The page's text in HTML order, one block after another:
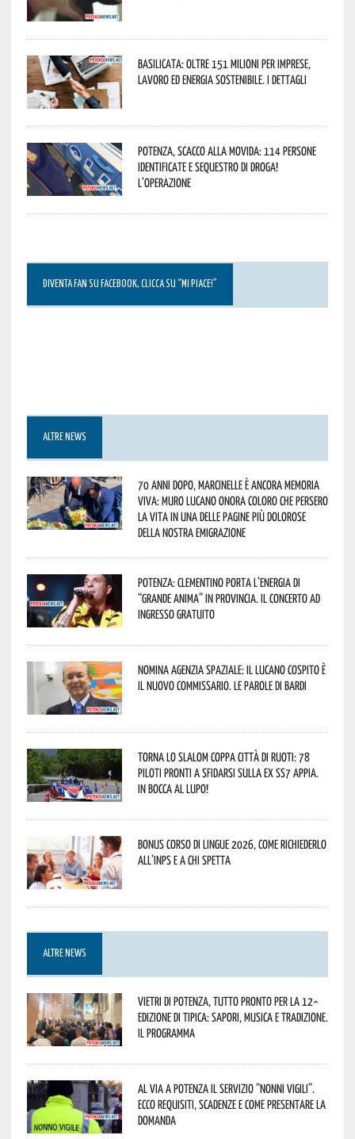
Basilicata: oltre 151 milioni per imprese,
lavoro ed energia sostenibile. I dettagli
Potenza, scacco alla movida: 114 persone
identificate e sequestro di droga!
L’operazione
DIVENTA FAN SU FACEBOOK, CLICCA SU “MI PIACE!”
ALTRE NEWS
70 anni dopo, Marcinelle è ancora memoria
viva: Muro Lucano onora coloro che persero
la vita in una delle pagine più dolorose
della nostra emigrazione
Potenza: Clementino porta l’energia di
“Grande Anima” in provincia. Il concerto ad
ingresso gratuito
Nomina Agenzia Spaziale: il lucano Cospito è
il nuovo commissario. Le parole di Bardi
Torna lo Slalom Coppa Città di Ruoti: 78
piloti pronti a sfidarsi sulla ex SS7 Appia.
In bocca al lupo!
Bonus corso di lingue 2026, come richiederlo
all’INPS e a chi spetta
ALTRE NEWS
Vietri di Potenza, tutto pronto per la 12^
Edizione di Tipica: sapori, musica e tradizione.
Il programma
Al via a Potenza il servizio “Nonni Vigili”.
Ecco requisiti, scadenze e come presentare la
domanda